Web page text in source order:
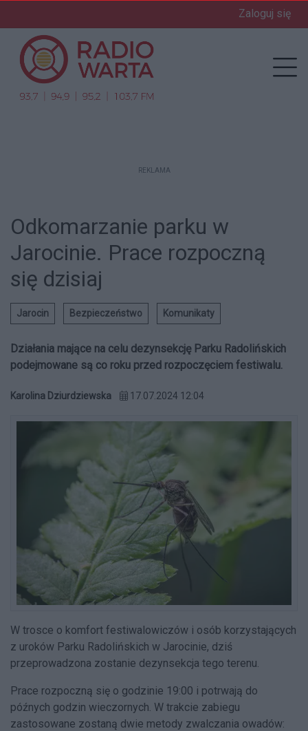
Zaloguj się
REKLAMA
Odkomarzanie parku w
Jarocinie. Prace rozpoczną
się dzisiaj
Jarocin Bezpieczeństwo Komunikaty
Działania mające na celu dezynsekcję Parku Radolińskich
podejmowane są co roku przed rozpoczęciem festiwalu.
Karolina Dziurdziewska 17.07.2024 12:04
W trosce o komfort festiwalowiczów i osób korzystających
z uroków Parku Radolińskich w Jarocinie, dziś
przeprowadzona zostanie dezynsekcja tego terenu.
Prace rozpoczną się o godzinie 19:00 i potrwają do
późnych godzin wieczornych. W trakcie zabiegu
zastosowane zostaną dwie metody zwalczania owadów: